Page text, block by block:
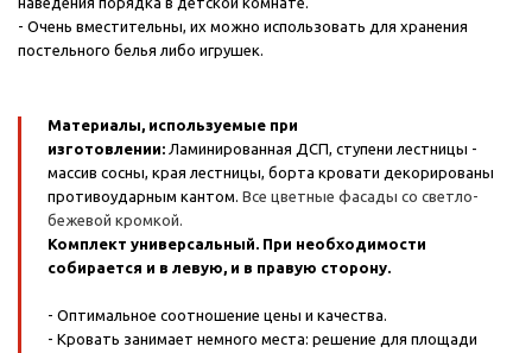
- Очень вместительны, их можно использовать для хранения
постельного белья либо игрушек.
Материалы, используемые при
изготовлении: Ламинированная ДСП, ступени лестницы -
массив сосны, края лестницы, борта кровати декорированы
противоударным кантом. Все цветные фасады со светло-
бежевой кромкой.
Комплект универсальный. При необходимости
собирается и в левую, и в правую сторону.
- Оптимальное соотношение цены и качества.
- Кровать занимает немного места: решение для площади